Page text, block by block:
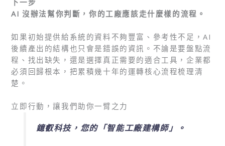
AI 沒辦法幫你判斷，你的工廠應該走什麼樣的流程。
如果初始提供給系統的資料不夠豐富、參考性不足，AI
後續產出的結構也只會是錯誤的資訊。不論是要盤點流
程、找出缺失，還是選擇真正需要的適合工具，企業都
必須回歸根本，把累積幾十年的運轉核心流程梳理清
楚。
立即行動，讓我們助你一臂之力
鐿叡科技，您的「智能工廠建構師」。